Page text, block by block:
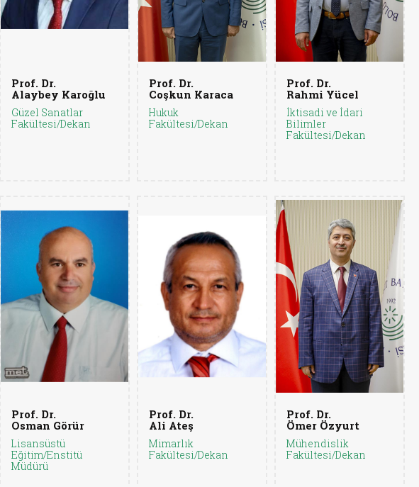
Prof. Dr.
Alaybey Karoğlu
Güzel Sanatlar
Fakültesi/Dekan
Prof. Dr.
Coşkun Karaca
Hukuk
Fakültesi/Dekan
Prof. Dr.
Rahmi Yücel
İktisadi ve İdari
Bilimler
Fakültesi/Dekan
Prof. Dr.
Osman Görür
Lisansüstü
Eğitim/Enstitü
Müdürü
Prof. Dr.
Ali Ateş
Mimarlık
Fakültesi/Dekan
Prof. Dr.
Ömer Özyurt
Mühendislik
Fakültesi/Dekan